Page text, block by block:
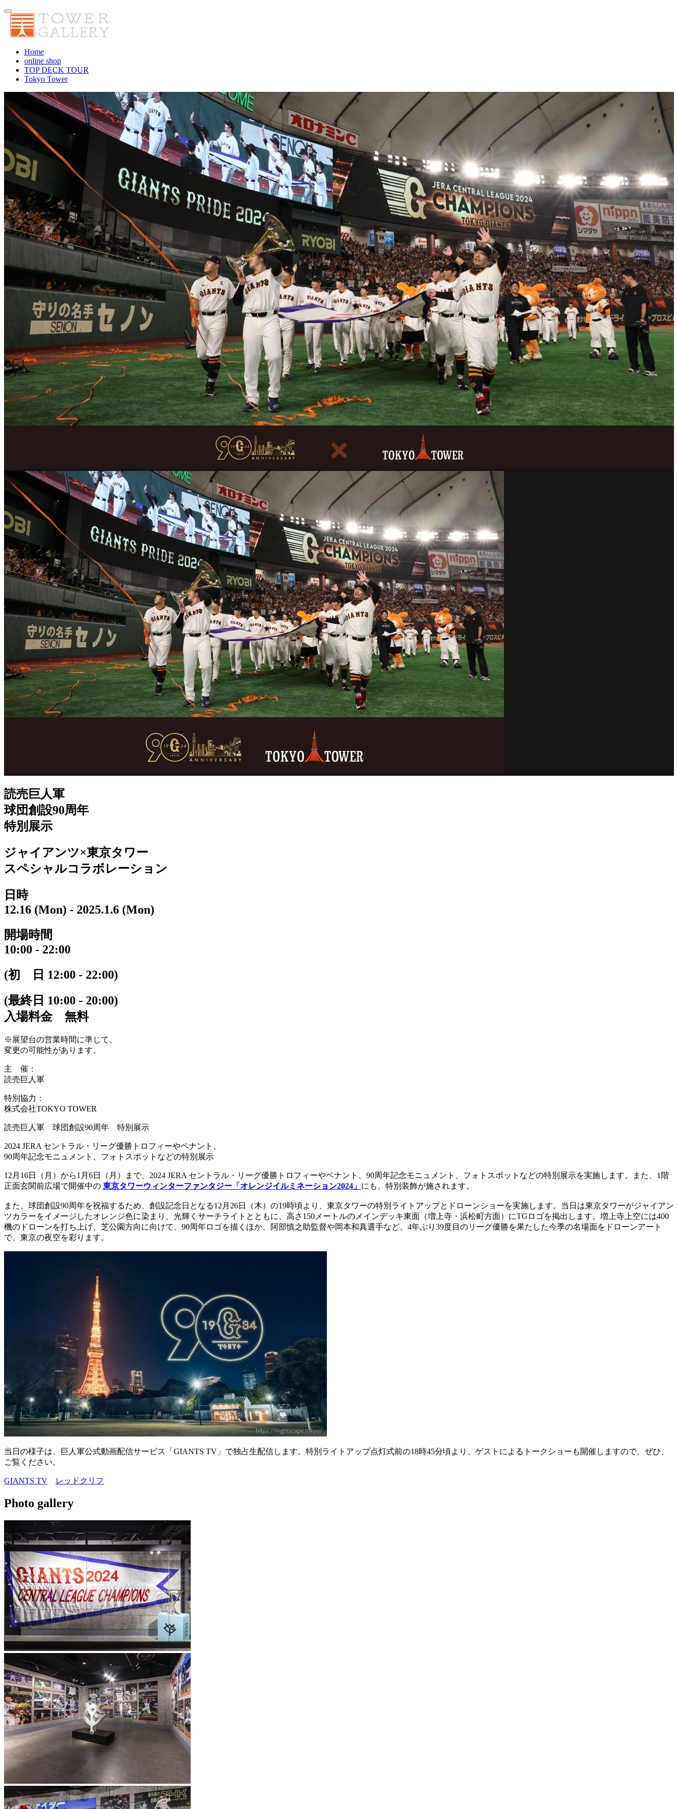
Home
online shop
TOP DECK TOUR
Tokyo Tower
読売巨人軍
球団創設90周年
特別展示
ジャイアンツ×東京タワー
スペシャルコラボレーション
日時
12.16 (Mon) - 2025.1.6 (Mon)
開場時間
10:00 - 22:00
(初 日 12:00 - 22:00)
(最終日 10:00 - 20:00)
入場料金 無料
※展望台の営業時間に準じて、
変更の可能性があります。
主 催 ：
読売巨人軍
特別協力 ：
株式会社TOKYO TOWER
読売巨人軍 球団創設90周年 特別展示
2024 JERA セントラル・リーグ優勝トロフィーやペナント、
90周年記念モニュメント、フォトスポットなどの特別展示
12月16日（月）から1月6日（月）まで、2024 JERA セントラル・リーグ優勝トロフィーやペナント、90周年記念モニュメント、フォトスポットなどの特別展示を実施します。また、1階
正面玄関前広場で開催中の 東京タワーウィンターファンタジー「オレンジイルミネーション2024」 にも、特別装飾が施されます。
また、球団創設90周年を祝福するため、創設記念日となる12月26日（木）の19時頃より、東京タワーの特別ライトアップとドローンショーを実施します。当日は東京タワーがジャイアン
ツカラーをイメージしたオレンジ色に染まり、光輝くサーチライトとともに、高さ150メートルのメインデッキ東面（増上寺・浜松町方面）にTGロゴを掲出します。増上寺上空には400
機のドローンを打ち上げ、芝公園方向に向けて、90周年ロゴを描くほか、阿部慎之助監督や岡本和真選手など、4年ぶり39度目のリーグ優勝を果たした今季の名場面をドローンアート
で、東京の夜空を彩ります。
当日の様子は、巨人軍公式動画配信サービス「GIANTS TV」で独占生配信します。特別ライトアップ点灯式前の18時45分頃より、ゲストによるトークショーも開催しますので、ぜひ、
ご覧ください。
GIANTS TV レッドクリフ
Photo gallery